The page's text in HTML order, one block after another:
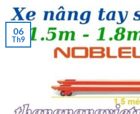
06
Th9